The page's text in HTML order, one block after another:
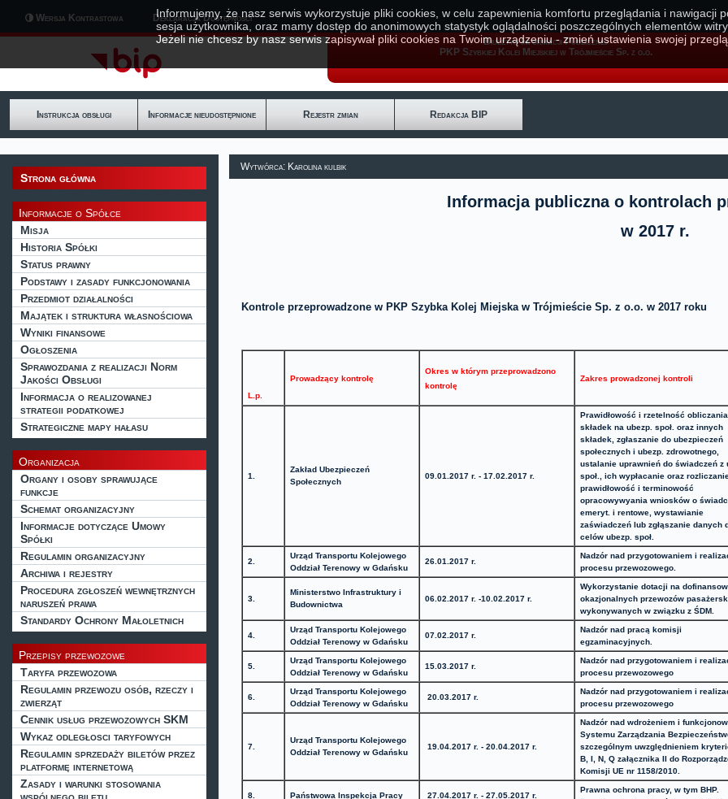
Wersja Kontrastowa Deklaracja Dostępności
Biuletyn Informacji Publicznej
PKP Szybkiej Kolei Miejskiej w Trójmieście Sp. z o.o.
Instrukcja obsługi Informacje nieudostępnione Rejestr zmian Redakcja BIP
Strona główna
Informacje o Spółce
Misja
Historia Spółki
Status prawny
Podstawy i zasady funkcjonowania
Przedmiot działalności
Majątek i struktura własnościowa
Wyniki finansowe
Ogłoszenia
Sprawozdania z realizacji Norm
Jakości Obsługi
Informacja o realizowanej
strategii podatkowej
Strategiczne mapy hałasu
Organizacja
Organy i osoby sprawujące
funkcje
Schemat organizacyjny
Informacje dotyczące Umowy
Spółki
Regulamin organizacyjny
Archiwa i rejestry
Procedura zgłoszeń wewnętrznych
naruszeń prawa
Standardy Ochrony Małoletnich
Przepisy przewozowe
Taryfa przewozowa
Regulamin przewozu osób, rzeczy i
zwierząt
Cennik usług przewozowych SKM
Wykaz odległosci taryfowych
Regulamin sprzedaży biletów przez
platformę internetową
Zasady i warunki stosowania
Wytwórca: Karolina kulbik
Informacja publiczna o kontrolach
w 2017 r.
Kontrole przeprowadzone w PKP Szybka Kolej Miejska w Trójmieście Sp. z o.o. w 2017 roku
L.p.
Prowadzący kontrolę
Okres w którym przeprowadzono
kontrolę
Zakres prowadzonej kontroli
1.
Zakład Ubezpieczeń
Społecznych
09.01.2017 r. - 17.02.2017 r.
Prawidłowość i rzetelność obliczania
składek na ubezp. społ. oraz innych
składek, zgłaszanie do ubezpieczeń
społecznych i ubezp. zdrowotnego,
ustalanie uprawnień do świadczeń z
społ., ich wypłacanie oraz
prawidłowość i terminowość
opracowywyania wniosków o
emeryt. i rentowe, wystawianie
zaświadczeń lub zgłąszanie danych
celów ubezp. społ.
2.
Urząd Transportu Kolejowego
Oddział Terenowy w Gdańsku
26.01.2017 r.
Nadzór nad przygotowaniem i
procesu przewozowego.
3.
Ministerstwo Infrastruktury i
Budownictwa
06.02.2017 r. -10.02.2017 r.
Wykorzystanie dotacji na
okazjonalnych przewozów
wykonywanych w związku z ŚDM.
4.
Urząd Transportu Kolejowego
Oddział Terenowy w Gdańsku
07.02.2017 r.
Nadzór nad pracą komisji
egzaminacyjnych.
5.
Urząd Transportu Kolejowego
Oddział Terenowy w Gdańsku
15.03.2017 r.
Nadzór nad przygotowaniem i
procesu przewozowego
6.
Urząd Transportu Kolejowego
Oddział Terenowy w Gdańsku
20.03.2017 r.
Nadzór nad przygotowaniem i
procesu przewozowego
7.
Urząd Transportu Kolejowego
Oddział Terenowy w Gdańsku
19.04.2017 r. - 20.04.2017 r.
Nadzór nad wdrożeniem i
Systemu Zarządzania
szczególnym uwzględnieniem
B, I, N, Q załącznika II do
Komisji UE nr 1158/2010.
8. Państwowa Inspekcja Pracy 27.04.2017 r. - 27.05.2017 r.
Prawna ochrona pracy, w tym BHP.
Informujemy, że nasz serwis wykorzystuje pliki cookies, w celu zapewnienia komfortu przeglądania i nawigacji
sesja użytkownika, oraz mamy dostęp do anonimowych statystyk oglądalności poszczególnych elementów
Jeżeli nie chcesz by nasz serwis zapisywał pliki cookies na Twoim urządzeniu - zmień ustawienia swojej